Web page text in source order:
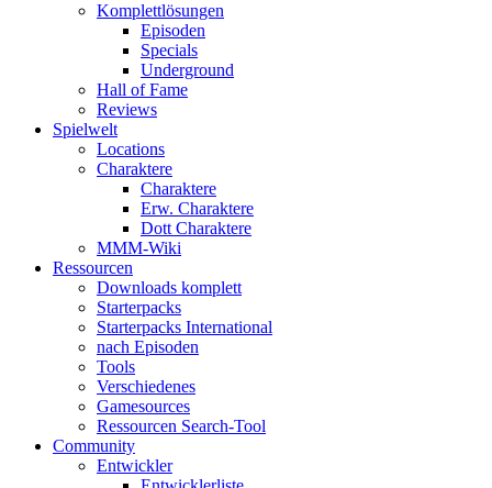
Komplettlösungen
Episoden
Specials
Underground
Hall of Fame
Reviews
Spielwelt
Locations
Charaktere
Charaktere
Erw. Charaktere
Dott Charaktere
MMM-Wiki
Ressourcen
Downloads komplett
Starterpacks
Starterpacks International
nach Episoden
Tools
Verschiedenes
Gamesources
Ressourcen Search-Tool
Community
Entwickler